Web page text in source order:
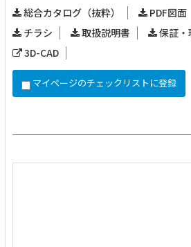
総合カタログ（抜粋） PDF図面
チラシ
取扱説明書
保証・
3D-CAD
マイページのチェックリストに登録